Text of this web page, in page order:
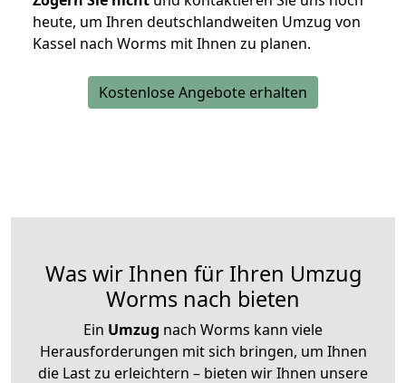
heute, um Ihren deutschlandweiten Umzug von
Kassel nach Worms mit Ihnen zu planen.
Kostenlose Angebote erhalten
Was wir Ihnen für Ihren Umzug
Worms nach bieten
Ein Umzug nach Worms kann viele
Herausforderungen mit sich bringen, um Ihnen
die Last zu erleichtern – bieten wir Ihnen unsere